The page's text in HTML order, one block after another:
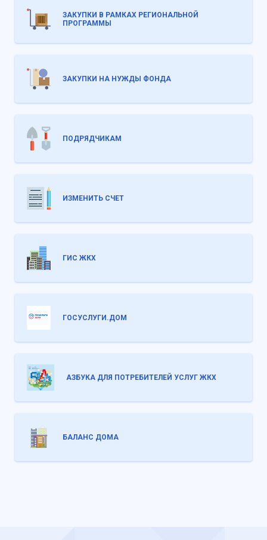
ЗАКУПКИ В РАМКАХ РЕГИОНАЛЬНОЙ
ПРОГРАММЫ
ЗАКУПКИ НА НУЖДЫ ФОНДА
ПОДРЯДЧИКАМ
ИЗМЕНИТЬ СЧЕТ
ГИС ЖКХ
ГОСУСЛУГИ.ДОМ
АЗБУКА ДЛЯ ПОТРЕБИТЕЛЕЙ УСЛУГ ЖКХ
БАЛАНС ДОМА